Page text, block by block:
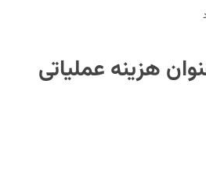
هزینه عملیاتی